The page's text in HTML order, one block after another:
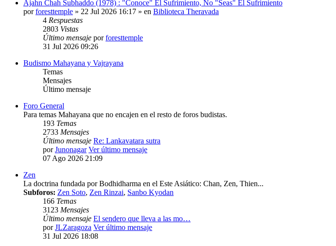
Ajahn Chah Subhaddo (1978) : "Conoce" El Sufrimiento, No "Seas" El Sufrimiento
porforesttemple » 22 Jul 2026 16:17 » en Biblioteca Theravada
4 Respuestas
2803 Vistas
Último mensaje porforesttemple
31 Jul 2026 09:26
Budismo Mahayana y Vajrayana
Temas
Mensajes
Último mensaje
Foro General
Para temas Mahayana que no encajen en el resto de foros budistas.
193 Temas
2733 Mensajes
Último mensaje Re: Lankavatara sutra
porJunonagar Ver último mensaje
07 Ago 2026 21:09
Zen
La doctrina fundada por Bodhidharma en el Este Asiático: Chan, Zen, Thien...
Subforos: Zen Soto, Zen Rinzai, Sanbo Kyodan
166 Temas
3123 Mensajes
Último mensaje El sendero que lleva a las mo…
porJLZaragoza Ver último mensaje
31 Jul 2026 18:08